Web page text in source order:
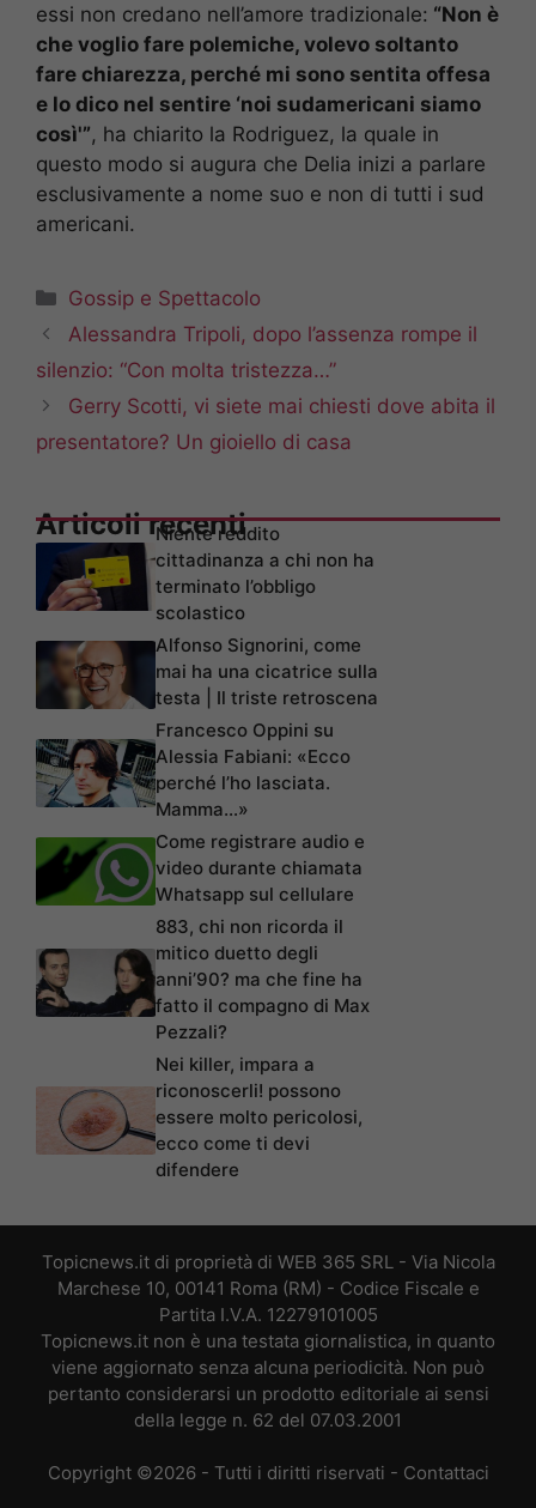
essi non credano nell’amore tradizionale: “Non è
che voglio fare polemiche, volevo soltanto
fare chiarezza, perché mi sono sentita offesa
e lo dico nel sentire ‘noi sudamericani siamo
così'”, ha chiarito la Rodriguez, la quale in
questo modo si augura che Delia inizi a parlare
esclusivamente a nome suo e non di tutti i sud
americani.
Categorie
Gossip e Spettacolo
Alessandra Tripoli, dopo l’assenza rompe il
silenzio: “Con molta tristezza…”
Gerry Scotti, vi siete mai chiesti dove abita il
presentatore? Un gioiello di casa
Articoli recenti
Niente reddito
cittadinanza a chi non ha
terminato l’obbligo
scolastico
Alfonso Signorini, come
mai ha una cicatrice sulla
testa | Il triste retroscena
Francesco Oppini su
Alessia Fabiani: «Ecco
perché l’ho lasciata.
Mamma…»
Come registrare audio e
video durante chiamata
Whatsapp sul cellulare
883, chi non ricorda il
mitico duetto degli
anni’90? ma che fine ha
fatto il compagno di Max
Pezzali?
Nei killer, impara a
riconoscerli! possono
essere molto pericolosi,
ecco come ti devi
difendere
Topicnews.it di proprietà di WEB 365 SRL - Via Nicola
Marchese 10, 00141 Roma (RM) - Codice Fiscale e
Partita I.V.A. 12279101005
Topicnews.it non è una testata giornalistica, in quanto
viene aggiornato senza alcuna periodicità. Non può
pertanto considerarsi un prodotto editoriale ai sensi
della legge n. 62 del 07.03.2001
Copyright ©2026 - Tutti i diritti riservati - Contattaci